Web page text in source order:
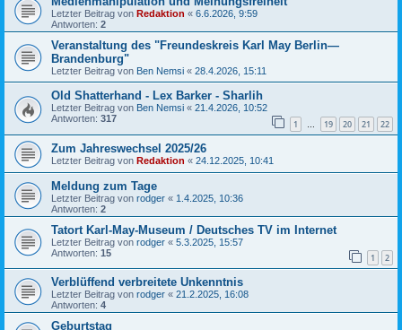
Letzter Beitrag von Redaktion « 6.6.2026, 9:59
Antworten: 2
Veranstaltung des "Freundeskreis Karl May Berlin—
Brandenburg"
Letzter Beitrag von Ben Nemsi « 28.4.2026, 15:11
Old Shatterhand - Lex Barker - Sharlih
Letzter Beitrag von Ben Nemsi « 21.4.2026, 10:52
Antworten: 317 1 … 19 20 21 22
Zum Jahreswechsel 2025/26
Letzter Beitrag von Redaktion « 24.12.2025, 10:41
Meldung zum Tage
Letzter Beitrag von rodger « 1.4.2025, 10:36
Antworten: 2
Tatort Karl-May-Museum / Deutsches TV im Internet
Letzter Beitrag von rodger « 5.3.2025, 15:57
Antworten: 15 1 2
Verblüffend verbreitete Unkenntnis
Letzter Beitrag von rodger « 21.2.2025, 16:08
Antworten: 4
Geburtstag